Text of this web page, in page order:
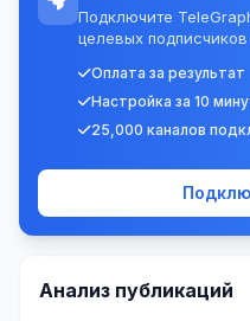
Подключите
целевых подписчиков
Оплата за результат
Настройка за 10
25,000 каналов
Анализ публикаций